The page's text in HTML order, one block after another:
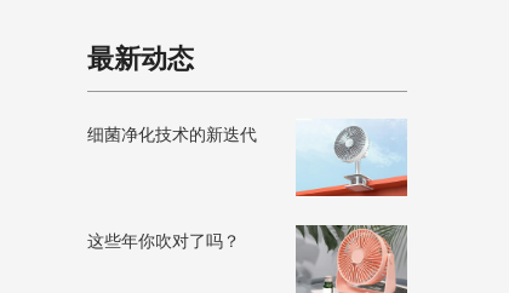
最新动态
细菌净化技术的新迭代
这些年你吹对了吗？